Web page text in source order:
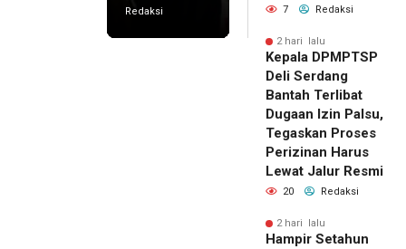
Redaksi
7 Redaksi
2 hari lalu
Kepala DPMPTSP
Deli Serdang
Bantah Terlibat
Dugaan Izin Palsu,
Tegaskan Proses
Perizinan Harus
Lewat Jalur Resmi
20 Redaksi
2 hari lalu
Hampir Setahun